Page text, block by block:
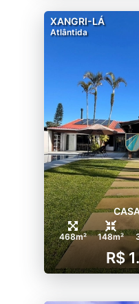
XANGRI-LÁ
Atlântida
468m² 148m²
R$